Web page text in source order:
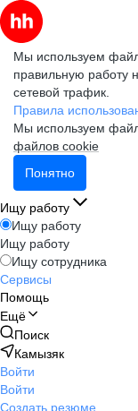
Мы используем
правильную работу
сетевой трафик.
Правила
Мы используем
файлов cookie
Понятно
Ищу работу
Ищу работу
Ищу работу
Ищу сотрудника
Сервисы
Помощь
Ещё
Поиск
Камызяк
Войти
Войти
Создать резюме